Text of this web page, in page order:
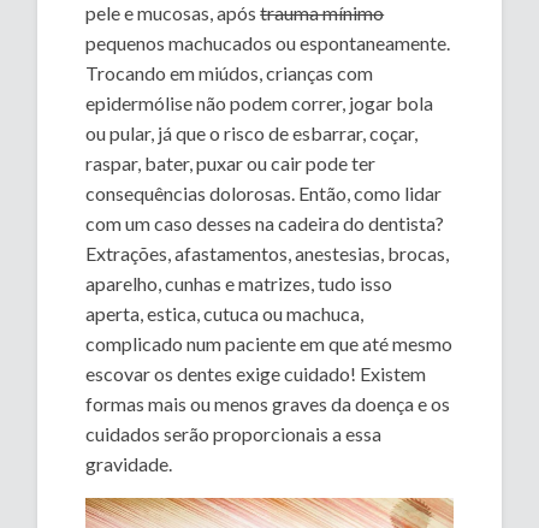
pele e mucosas, apóstrauma mínimo
pequenos machucados ou espontaneamente.
Trocando em miúdos, crianças com
epidermólise não podem correr, jogar bola
ou pular, já que o risco de esbarrar, coçar,
raspar, bater, puxar ou cair pode ter
consequências dolorosas. Então, como lidar
com um caso desses na cadeira do dentista?
Extrações, afastamentos, anestesias, brocas,
aparelho, cunhas e matrizes, tudo isso
aperta, estica, cutuca ou machuca,
complicado num paciente em que até mesmo
escovar os dentes exige cuidado! Existem
formas mais ou menos graves da doença e os
cuidados serão proporcionais a essa
gravidade.